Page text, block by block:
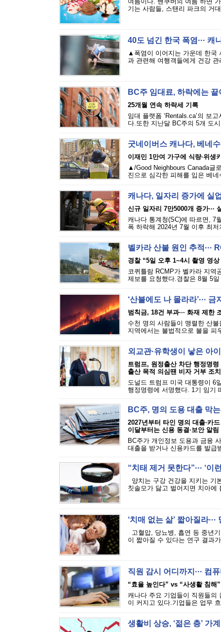
기는 사람들, 스탠리 파크의 거
40도 넘긴 한국 폭염···
▲폭염이 이어지는 가운데 한국
과 관련해 여행객들에게 건강
BC주 임대료, 하락에는
25개월 연속 하락세 기록
임대 플랫폼 ‘Rentals.ca’의 보
다.또한 지난달 BC주의 5개 도
굿네이버스 캐나다, 베네
이재민 1만여 가구에 식량·위생
▲/Good Neighbours Canada글
진으로 심각한 피해를 입은 베
캐나다, 일자리 증가에 실
신규 일자리 7만5000개 증가···
캐나다 통계청(SC)에 따르면, 7
폭 하락해 2024년 7월 이후 최
벨카라 산불 원인 추적···
경찰 “5일 오후 1~4시 촬영 영상
코퀴틀람 RCMP가 벨카라 지역
제보를 요청했다.경찰은 8월 5
‘산불에도 나 몰라라’···
범칙금, 18건 부과··· 화재 제한
수천 명의 사람들이 맹렬한 산
지역에서는 불법적으로 불을 피
외교관·유학생이 낳은 아
트럼프, 원정출산 차단 행정명령
출산 목적 의심땐 비자 거부 조치
도널드 트럼프 미국 대통령이 6
행정명령에 서명했다. 1기 임기
BC주, 명의 도용 대출 막
2027년부터 타인 명의 대출·카
이달부터는 신용 동결·보안 알
BC주가 개인정보 도용과 금융
대출을 받거나 신용카드를 발급
“치태 제거 못한다”··· ‘
양치는 구강 건강을 지키는 기
칫솔모가 닳고 벌어지면 치아에
‘치매 없는 삶’ 짧아질라
고혈압, 당뇨병, 흡연 등 중년
이 짧아질 수 있다는 연구 결과
직원 감시 어디까지··· 컴
“효율 높인다” vs “사생활 침해”
캐나다 주요 기업들이 직원들의
이 커지고 있다.기업들은 업무
생활비 상승, ‘젊은 층’ 가